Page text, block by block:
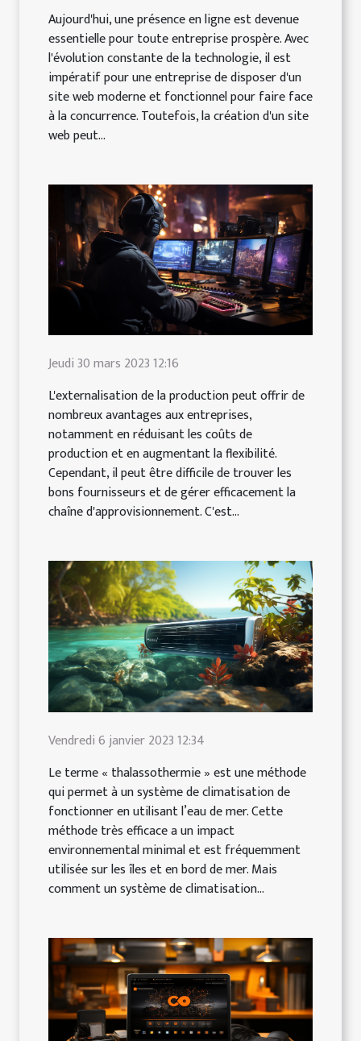
Aujourd'hui, une présence en ligne est devenue
essentielle pour toute entreprise prospère. Avec
l'évolution constante de la technologie, il est
impératif pour une entreprise de disposer d'un
site web moderne et fonctionnel pour faire face
à la concurrence. Toutefois, la création d'un site
web peut...
Jeudi 30 mars 2023 12:16
L'externalisation de la production peut offrir de
nombreux avantages aux entreprises,
notamment en réduisant les coûts de
production et en augmentant la flexibilité.
Cependant, il peut être difficile de trouver les
bons fournisseurs et de gérer efficacement la
chaîne d'approvisionnement. C'est...
Vendredi 6 janvier 2023 12:34
Le terme « thalassothermie » est une méthode
qui permet à un système de climatisation de
fonctionner en utilisant l’eau de mer. Cette
méthode très efficace a un impact
environnemental minimal et est fréquemment
utilisée sur les îles et en bord de mer. Mais
comment un système de climatisation...